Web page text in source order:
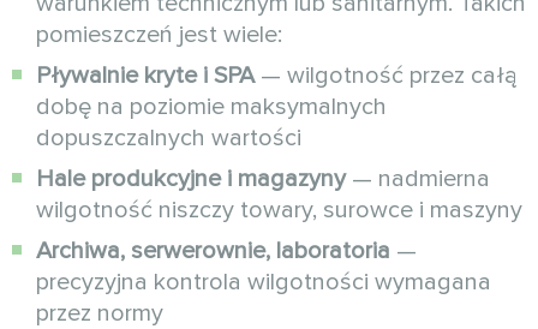
pomieszczeń jest wiele:
Pływalnie kryte i SPA— wilgotność przez całą
dobę na poziomie maksymalnych
dopuszczalnych wartości
Hale produkcyjne i magazyny— nadmierna
wilgotność niszczy towary, surowce i maszyny
Archiwa, serwerownie, laboratoria —
precyzyjna kontrola wilgotności wymagana
przez normy